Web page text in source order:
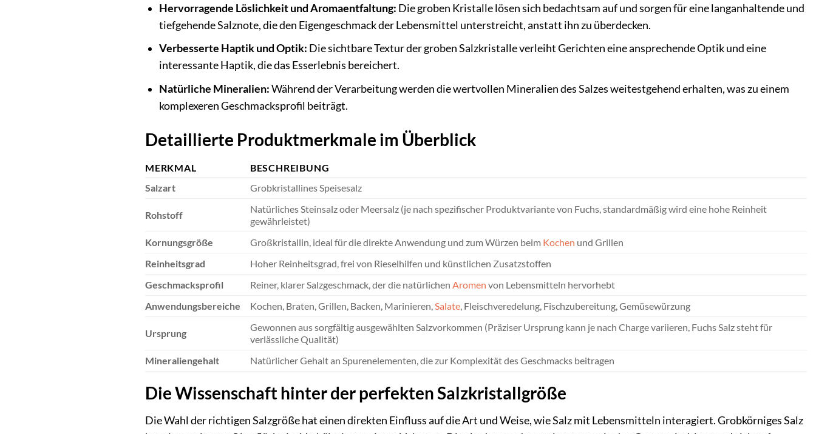
Hervorragende Löslichkeit und Aromaentfaltung: Die groben Kristalle lösen sich bedachtsam auf und sorgen für eine langanhaltende und
tiefgehende Salznote, die den Eigengeschmack der Lebensmittel unterstreicht, anstatt ihn zu überdecken.
Verbesserte Haptik und Optik: Die sichtbare Textur der groben Salzkristalle verleiht Gerichten eine ansprechende Optik und eine
interessante Haptik, die das Esserlebnis bereichert.
Natürliche Mineralien:Während der Verarbeitung werden die wertvollen Mineralien des Salzes weitestgehend erhalten, was zu einem
komplexeren Geschmacksprofil beiträgt.
Detaillierte Produktmerkmale im Überblick
MERKMAL
BESCHREIBUNG
Salzart
Grobkristallines Speisesalz
Rohstoff
Natürliches Steinsalz oder Meersalz (je nach spezifischer Produktvariante von Fuchs, standardmäßig wird eine hohe Reinheit
gewährleistet)
Kornungsgröße
Großkristallin, ideal für die direkte Anwendung und zum Würzen beim Kochen und Grillen
Reinheitsgrad
Hoher Reinheitsgrad, frei von Rieselhilfen und künstlichen Zusatzstoffen
Geschmacksprofil
Reiner, klarer Salzgeschmack, der die natürlichen Aromen von Lebensmitteln hervorhebt
Anwendungsbereiche
Kochen, Braten, Grillen, Backen, Marinieren, Salate, Fleischveredelung, Fischzubereitung, Gemüsewürzung
Ursprung
Gewonnen aus sorgfältig ausgewählten Salzvorkommen (Präziser Ursprung kann je nach Charge variieren, Fuchs Salz steht für
verlässliche Qualität)
Mineraliengehalt
Natürlicher Gehalt an Spurenelementen, die zur Komplexität des Geschmacks beitragen
Die Wissenschaft hinter der perfekten Salzkristallgröße
Die Wahl der richtigen Salzgröße hat einen direkten Einfluss auf die Art und Weise, wie Salz mit Lebensmitteln interagiert. Grobkörniges Salz